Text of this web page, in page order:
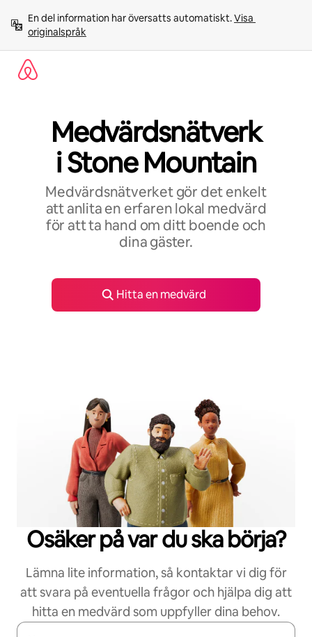
innehåll
En del information har översatts automatiskt. Visa
originalspråk
Medvärdsnätverk
i Stone Mountain
Medvärdsnätverket gör det enkelt
att anlita en erfaren lokal medvärd
för att ta hand om ditt boende och
dina gäster.
Hitta en medvärd
Osäker på var du ska börja?
Lämna lite information, så kontaktar vi dig för
att svara på eventuella frågor och hjälpa dig att
hitta en medvärd som uppfyller dina behov.